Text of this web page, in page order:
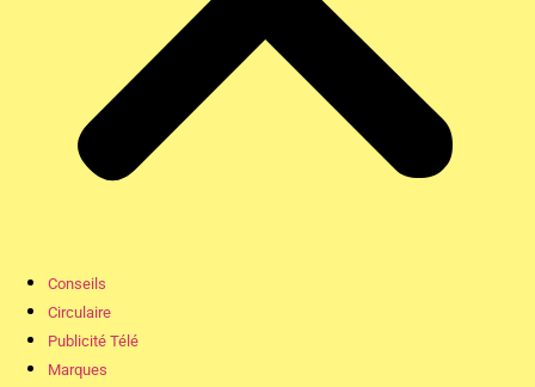
Conseils
Circulaire
Publicité Télé
Marques